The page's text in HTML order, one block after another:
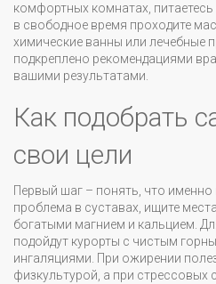
комфортных комнатах,
в свободное время проходите
химические ванны или лечебные
подкреплено рекомендациями
вашими результатами.
Как подобрать
свои цели
Первый шаг – понять, что именно
проблема в суставах, ищите
богатыми магнием и кальцием.
подойдут курорты с чистым
ингаляциями. При ожирении
физкультурой, а при стрессовых